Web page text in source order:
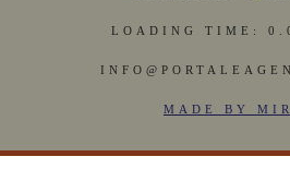
LOADING TIME:
MADE BY